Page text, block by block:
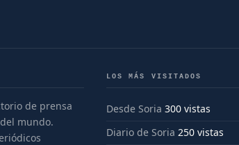
de prensa
mundo.
LOS MÁS VISITADOS
Desde Soria 300 vistas
Diario de Soria 250 vistas